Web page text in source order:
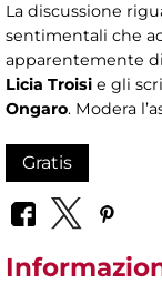
La discussione
sentimentali che
apparentemente
Licia Troisi e gli
Ongaro. Modera
Gratis